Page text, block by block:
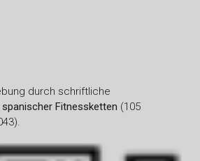
durch schriftliche
spanischer Fitnessketten (105